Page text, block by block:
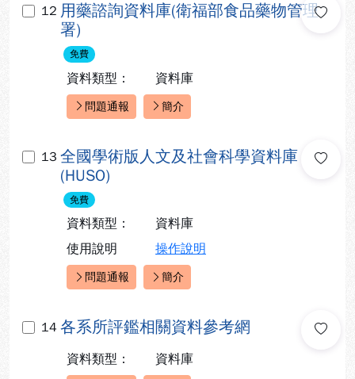
12 用藥諮詢資料庫(衛福部食品藥物管理
署)
免費
資料類型： 資料庫
快速連結：
問題通報 簡介
13 全國學術版人文及社會科學資料庫
(HUSO)
免費
資料類型：
資料庫
使用說明
操作說明
快速連結：
問題通報 簡介
14 各系所評鑑相關資料參考網
資料類型： 資料庫